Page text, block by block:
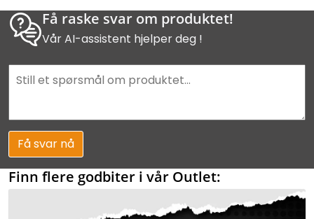
Få raske svar om produktet!
Vår AI-assistent hjelper deg !
Få svar nå
Finn flere godbiter i vår Outlet: